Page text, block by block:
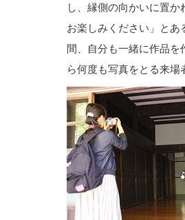
し、縁側の向かいに置
お楽しみください」と
間、自分も一緒に作品
ら何度も写真をとる来場